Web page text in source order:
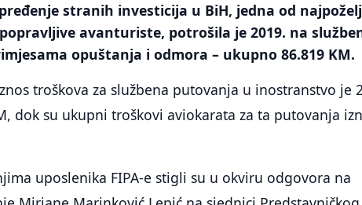
stranih investicija u BiH, jedna od
avanturiste, potrošila je 2019. na
opuštanja i odmora – ukupno 86.819 KM.
troškova za službena putovanja u inostranstvo je
dok su ukupni troškovi aviokarata za ta putovanja
uposlenika FIPA-e stigli su u okviru odgovora na